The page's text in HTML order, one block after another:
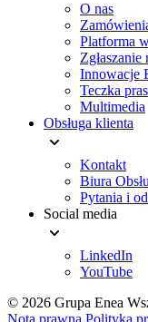
O nas
Platforma
Zgłaszanie
Innowacje
Teczka
Multimedia
Obsługa klienta
Kontakt
Biura
Pytania i
Social media
LinkedIn
YouTube
© 2026 Grupa Enea